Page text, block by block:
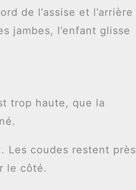
de l’assise et l’arrière
jambes, l’enfant glisse
trop haute, que la
Les coudes restent près
le côté.